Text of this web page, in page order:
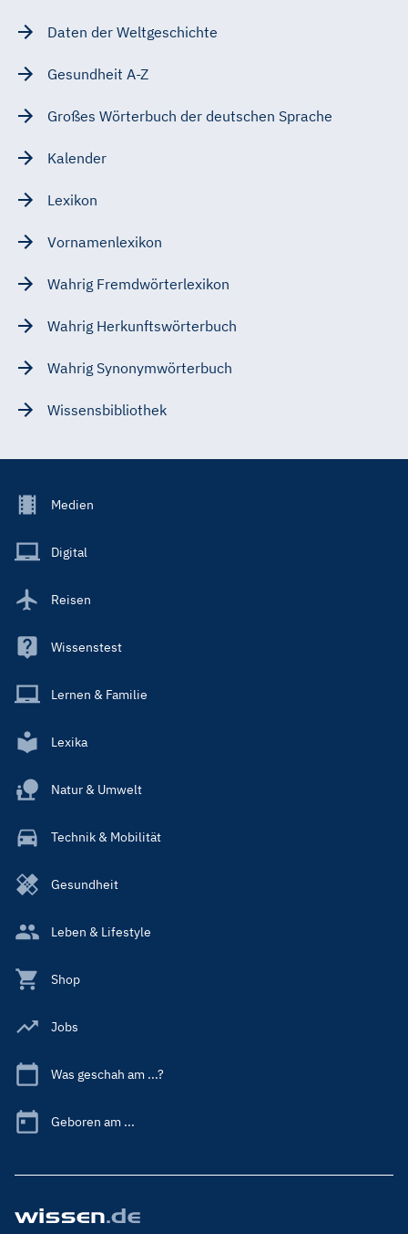
Daten der Weltgeschichte
Gesundheit A-Z
Großes Wörterbuch der deutschen Sprache
Kalender
Lexikon
Vornamenlexikon
Wahrig Fremdwörterlexikon
Wahrig Herkunftswörterbuch
Wahrig Synonymwörterbuch
Wissensbibliothek
Footer
Main
Medien
Digital
Reisen
Wissenstest
Lernen & Familie
Lexika
Natur & Umwelt
Technik & Mobilität
Gesundheit
Leben & Lifestyle
Shop
Jobs
Was geschah am ...?
Geboren am ...